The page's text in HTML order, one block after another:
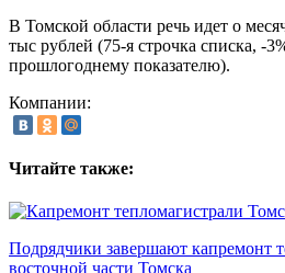
В Томской области речь идет о
тыс рублей (75-я строчка списка, -
прошлогоднему показателю).
Компании:
Читайте также:
Подрядчики завершают капремонт
восточной части Томска